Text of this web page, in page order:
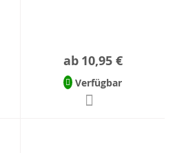
ab 10,95 €
Verfügbar